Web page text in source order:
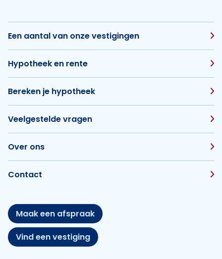
Een aantal van onze vestigingen
Hypotheek en rente
Bereken je hypotheek
Veelgestelde vragen
Over ons
Contact
Maak een afspraak
Vind een vestiging